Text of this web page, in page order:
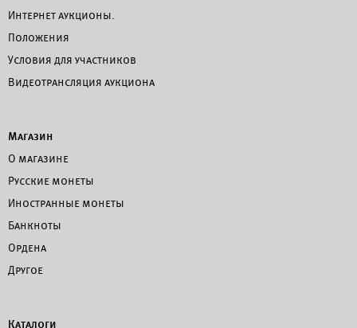
Интернет аукционы.
Положения
Условия для участников
Видеотрансляция аукциона
Магазин
О магазине
Русские монеты
Иностранные монеты
Банкноты
Ордена
Другое
Каталоги